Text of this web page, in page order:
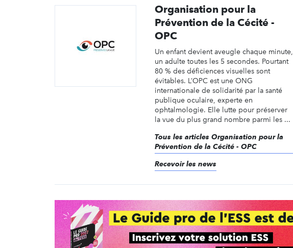
Organisation pour la
Prévention de la Cécité -
OPC
Un enfant devient aveugle chaque minute,
un adulte toutes les 5 secondes. Pourtant
80 % des déficiences visuelles sont
évitables. L’OPC est une ONG
internationale de solidarité par la santé
publique oculaire, experte en
ophtalmologie. Elle lutte pour préserver
la vue du plus grand nombre parmi les ...
Tous les articles Organisation pour la
Prévention de la Cécité - OPC
Recevoir les news